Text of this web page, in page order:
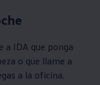
a IDA que ponga
o que llame a
a la oficina.